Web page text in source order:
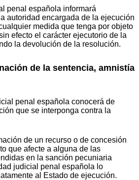
penal española informará
autoridad encargada de la ejecución
medida que tenga por objeto
efecto el carácter ejecutorio de la
la devolución de la resolución.
de la sentencia, amnistía
penal española conocerá de
que se interponga contra la
de un recurso o de concesión
que afecte a alguna de las
en la sanción pecuniaria
judicial penal española lo
al Estado de ejecución.